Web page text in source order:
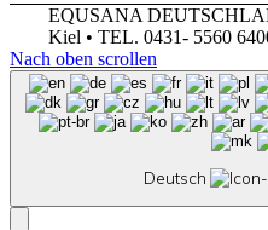
EQUSANA
Kiel • TEL. 0431- 5560
Nach oben scrollen
Deutsch